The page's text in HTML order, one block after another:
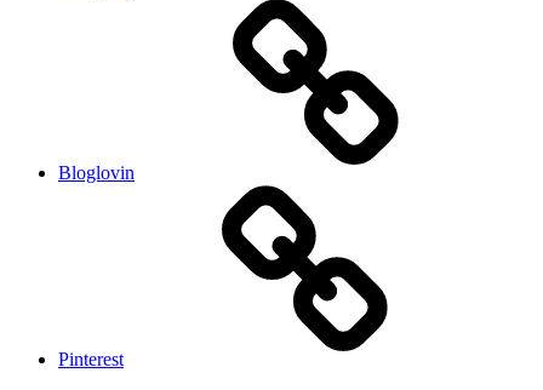
Bloglovin
Pinterest